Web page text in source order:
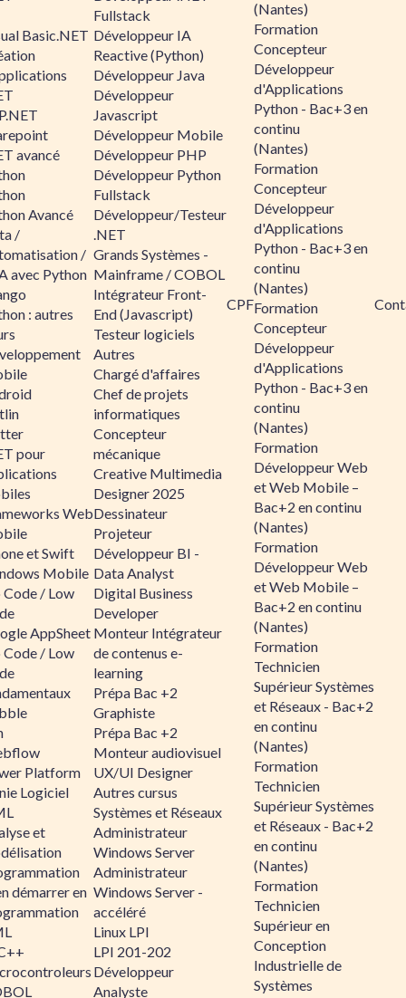
Basic.NET
avancé
Avancé
/
/
avec Python
: autres
pour
Web
et Swift
Mobile
/ Low
AppSheet
/ Low
Platform
Logiciel
et
démarrer en
Fullstack
Développeur IA
Reactive (Python)
Développeur Java
Développeur
Javascript
Développeur Mobile
Développeur PHP
Développeur Python
Fullstack
Développeur/Testeur
.NET
Grands Systèmes -
Mainframe / COBOL
Intégrateur Front-
End (Javascript)
Testeur logiciels
Autres
Chargé d'affaires
Chef de projets
informatiques
Concepteur
mécanique
Creative Multimedia
Designer 2025
Dessinateur
Projeteur
Développeur BI -
Data Analyst
Digital Business
Developer
Monteur Intégrateur
de contenus e-
learning
Prépa Bac +2
Graphiste
Prépa Bac +2
Monteur audiovisuel
UX/UI Designer
Autres cursus
Systèmes et Réseaux
Administrateur
Windows Server
Administrateur
Windows Server -
accéléré
Linux LPI
LPI 201-202
Développeur
Analyste
CPF
(Nantes)
Formation
Concepteur
Développeur
d'Applications
Python - Bac+3 en
continu
(Nantes)
Formation
Concepteur
Développeur
d'Applications
Python - Bac+3 en
continu
(Nantes)
Formation
Concepteur
Développeur
d'Applications
Python - Bac+3 en
continu
(Nantes)
Formation
Développeur Web
et Web Mobile –
Bac+2 en continu
(Nantes)
Formation
Développeur Web
et Web Mobile –
Bac+2 en continu
(Nantes)
Formation
Technicien
Supérieur Systèmes
et Réseaux - Bac+2
en continu
(Nantes)
Formation
Technicien
Supérieur Systèmes
et Réseaux - Bac+2
en continu
(Nantes)
Formation
Technicien
Supérieur en
Conception
Industrielle de
Systèmes